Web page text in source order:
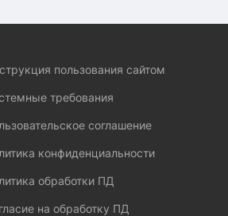
пользования сайтом
требования
соглашение
конфиденциальности
обработки ПД
на обработку ПД